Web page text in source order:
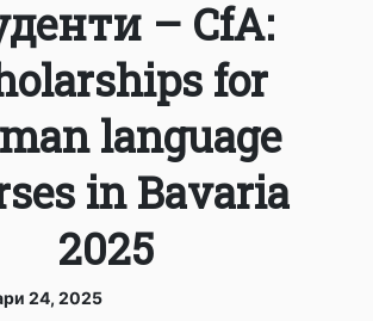
– CfA:
for
language
in Bavaria
2025
24, 2025